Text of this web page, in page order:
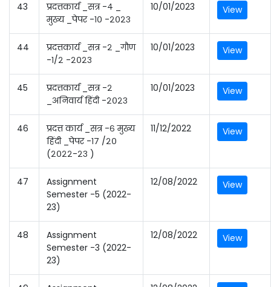
43
प्रदत्तकार्य _सत्र -४ _
मुख्य _पेपर -१० -२०२३
10/01/2023 View
44
प्रदत्तकार्य _सत्र -२ _गौण
-१/२ -२०२३
10/01/2023 View
45
प्रदत्तकार्य _सत्र -२
_अनिवार्य हिंदी -२०२३
10/01/2023 View
46
प्रदत्त कार्य _सत्र -६ मुख्य
हिंदी _पेपर -१७ /२०
(२०२२-२३ )
11/12/2022 View
47
Assignment
Semester -5 (2022-
23)
12/08/2022 View
48
Assignment
Semester -3 (2022-
23)
12/08/2022 View